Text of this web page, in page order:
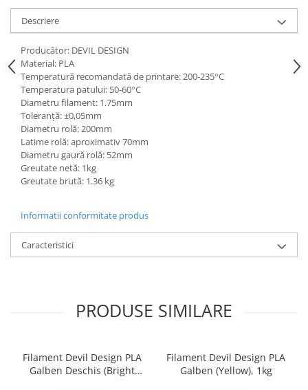
Descriere
Producător: DEVIL DESIGN
Material: PLA
Temperatură recomandată de printare: 200-235°C
Temperatura patului: 50-60°C
Diametru filament: 1.75mm
Toleranță: ±0,05mm
Diametru rolă: 200mm
Latime rolă: aproximativ 70mm
Diametru gaură rolă: 52mm
Greutate netă: 1kg
Greutate brută: 1.36 kg
Informatii conformitate produs
Caracteristici
PRODUSE SIMILARE
Filament Devil Design PLA
Galben Deschis (Bright
Filament Devil Design PLA
Galben (Yellow), 1kg